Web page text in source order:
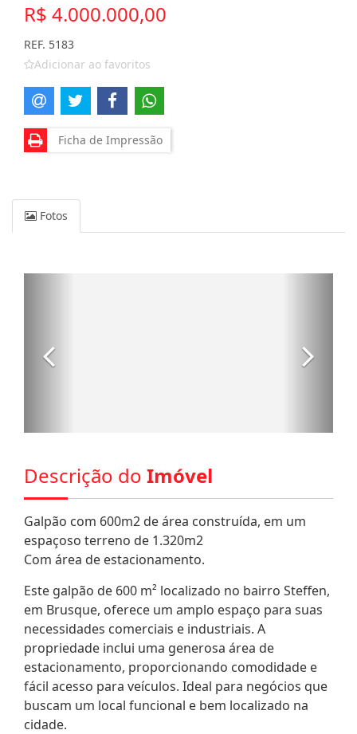
R$ 4.000.000,00
REF. 5183
Adicionar ao favoritos
Ficha de Impressão
Fotos
Descrição do Imóvel
Galpão com 600m2 de área construída, em um
espaçoso terreno de 1.320m2
Com área de estacionamento.
Este galpão de 600 m² localizado no bairro Steffen,
em Brusque, oferece um amplo espaço para suas
necessidades comerciais e industriais. A
propriedade inclui uma generosa área de
estacionamento, proporcionando comodidade e
fácil acesso para veículos. Ideal para negócios que
buscam um local funcional e bem localizado na
cidade.